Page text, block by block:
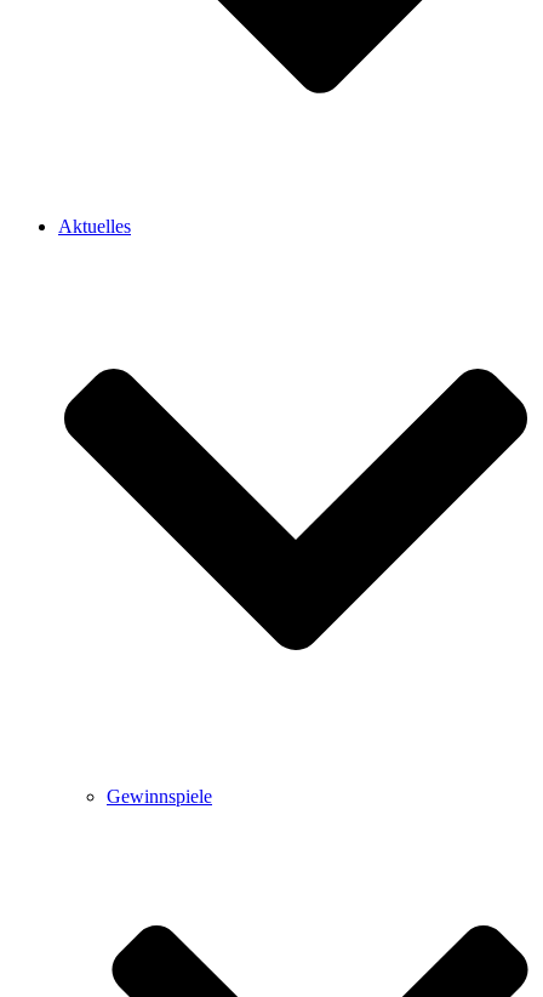
Aktuelles
Gewinnspiele